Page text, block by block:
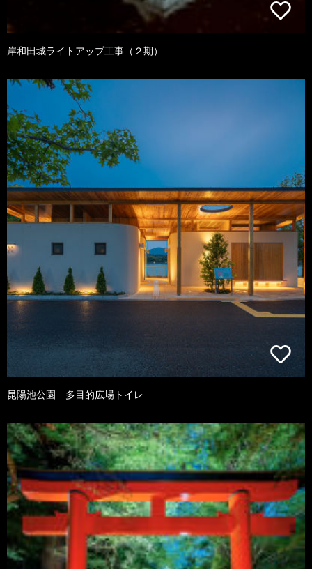
岸和田城ライトアップ工事（２期）
昆陽池公園 多目的広場トイレ